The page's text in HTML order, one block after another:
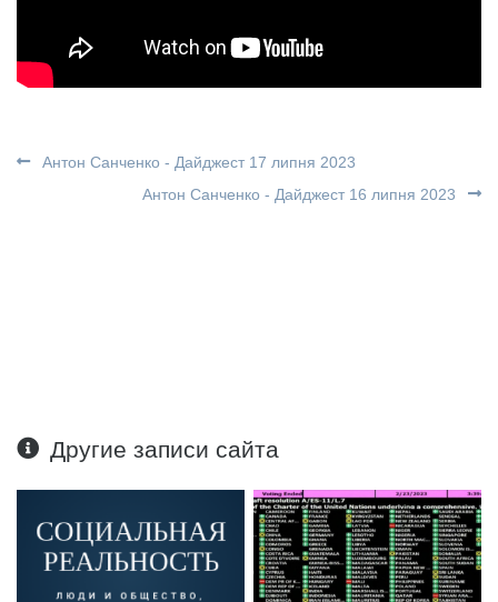
Антон Санченко - Дайджест 17 липня 2023
Антон Санченко - Дайджест 16 липня 2023
Другие записи сайта